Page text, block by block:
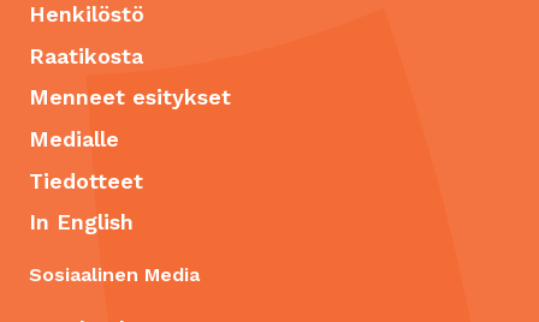
Henkilöstö
Raatikosta
Menneet esitykset
Medialle
Tiedotteet
In English
Sosiaalinen Media